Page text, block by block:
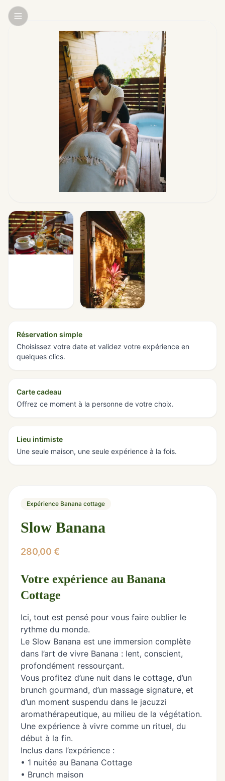
Réservation simple
Choisissez votre date et validez votre expérience en
quelques clics.
Carte cadeau
Offrez ce moment à la personne de votre choix.
Lieu intimiste
Une seule maison, une seule expérience à la fois.
Expérience Banana cottage
Slow Banana
280,00 €
Votre expérience au Banana
Cottage
Ici, tout est pensé pour vous faire oublier le
rythme du monde.
Le Slow Banana est une immersion complète
dans l’art de vivre Banana : lent, conscient,
profondément ressourçant.
Vous profitez d’une nuit dans le cottage, d’un
brunch gourmand, d’un massage signature, et
d’un moment suspendu dans le jacuzzi
aromathérapeutique, au milieu de la végétation.
Une expérience à vivre comme un rituel, du
début à la fin.
Inclus dans l’expérience :
• 1 nuitée au Banana Cottage
• Brunch maison